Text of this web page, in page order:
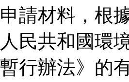
申請材料，根
人民共和國環
暫行辦法》的